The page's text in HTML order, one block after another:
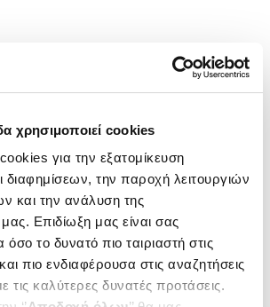
χρησιμοποιεί cookies
για την εξατομίκευση
διαφημίσεων, την παροχή λειτουργιών
και την ανάλυση της
Επιδίωξη μας είναι σας
το δυνατό πιο ταιριαστή στις
πιο ενδιαφέρουσα στις αναζητήσεις
τις καλύτερες δυνατές προτάσεις.